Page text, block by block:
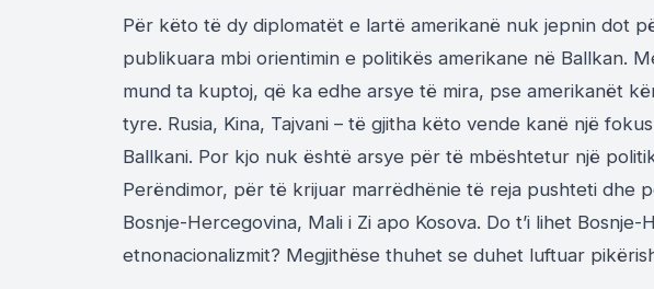
Për këto të dy diplomatët e lartë amerikanë nuk jepnin dot
publikuara mbi orientimin e politikës amerikane në Ballkan.
mund ta kuptoj, që ka edhe arsye të mira, pse amerikanët
tyre. Rusia, Kina, Tajvani – të gjitha këto vende kanë një
Ballkani. Por kjo nuk është arsye për të mbështetur një
Perëndimor, për të krijuar marrëdhënie të reja pushteti dhe
Bosnje-Hercegovina, Mali i Zi apo Kosova. Do t’i lihet
etnonacionalizmit? Megjithëse thuhet se duhet luftuar